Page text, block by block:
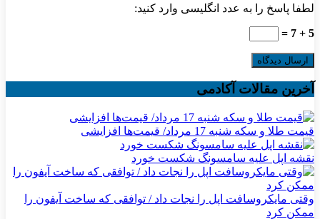
لطفا پاسخ را به عدد انگلیسی وارد کنید:
5 + 7 =
آخرین مقالات آکادمی
قیمت طلا و سکه شنبه 17 مرداد/ قیمت‌ها افزایشی
نقشه اپل علیه سامسونگ شکست خورد
وقتی مایکروسافت اپل را نجات داد / توافقی که ساخت آیفون را
ممکن کرد